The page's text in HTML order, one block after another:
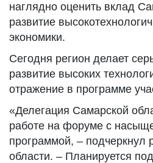
наглядно оценить вклад
развитие
экономики.
Сегодня регион делает
развитие высоких
отражение в программе
«Делегация Самарской
работе на форуме с
программой, – подчеркнул
области. – Планируется